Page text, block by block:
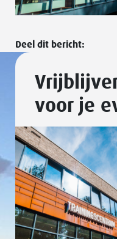
Deel dit bericht:
voor je